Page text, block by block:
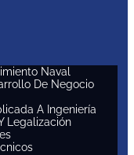
Naval
De Negocio
A Ingeniería
Legalización